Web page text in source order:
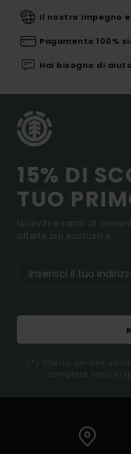
Il nostro impegno
Pagamento 100%
Hai bisogno di
15% DI
TUO
Iscriviti e sarai al
offerte più esclusive.
(*) Offerta on-line
complete sono